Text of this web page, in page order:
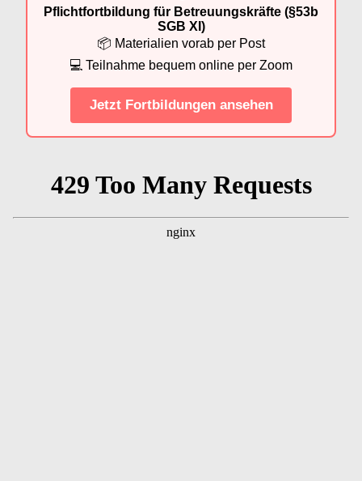
Pflichtfortbildung für Betreuungskräfte (§53b
SGB XI)
📦 Materialien vorab per Post
💻 Teilnahme bequem online per Zoom
Jetzt Fortbildungen ansehen